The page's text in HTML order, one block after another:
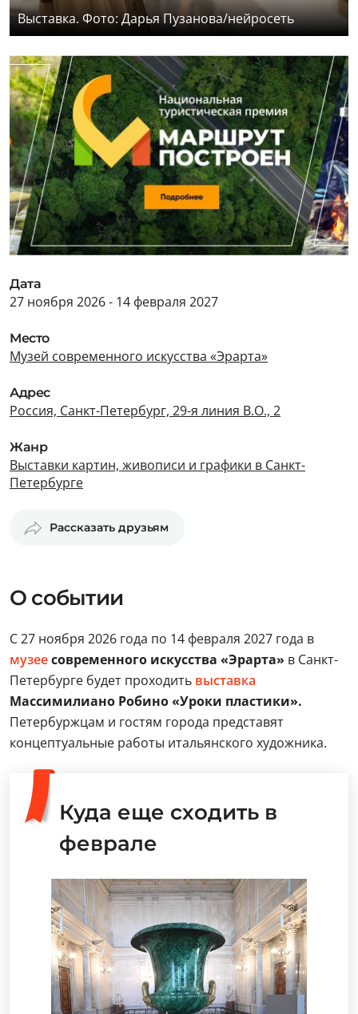
Выставка. Фото: Дарья Пузанова/нейросеть
Дата
27 ноября 2026 - 14 февраля 2027
Место
Музей современного искусства «Эрарта»
Адрес
Россия, Санкт-Петербург, 29-я линия В.О., 2
Жанр
Выставки картин, живописи и графики в Санкт-
Петербурге
Рассказать друзьям
О событии
С 27 ноября 2026 года по 14 февраля 2027 года в
музеесовременного искусства «Эрарта» в Санкт-
Петербурге будет проходить выставка
Массимилиано Робино «Уроки пластики».
Петербуржцам и гостям города представят
концептуальные работы итальянского художника.
Куда еще сходить в
феврале